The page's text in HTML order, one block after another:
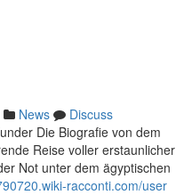
News
Discuss
Die Biografie von dem
Reise voller erstaunlicher
Not unter dem ägyptischen
racconti.com/user